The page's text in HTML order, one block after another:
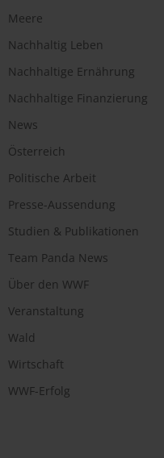
Meere
Nachhaltig Leben
Nachhaltige Ernährung
Nachhaltige Finanzierung
News
Österreich
Politische Arbeit
Presse-Aussendung
Studien & Publikationen
Team Panda News
Über den WWF
Veranstaltung
Wald
Wirtschaft
WWF-Erfolg